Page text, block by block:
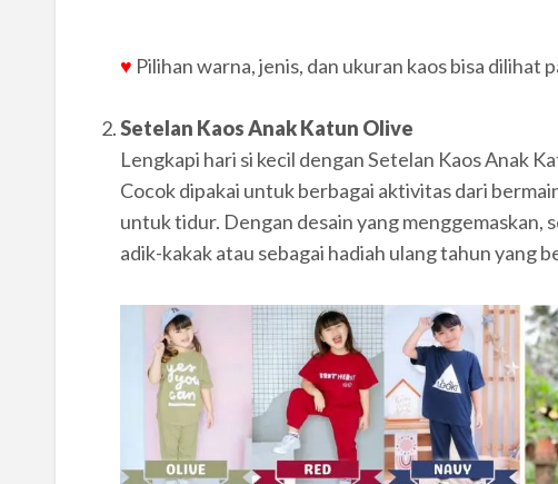
♥ Pilihan warna, jenis, dan ukuran kaos bisa dilihat
Setelan Kaos Anak Katun Olive
Lengkapi hari si kecil dengan Setelan Kaos Anak
Cocok dipakai untuk berbagai aktivitas dari
untuk tidur. Dengan desain yang menggemaskan,
adik-kakak atau sebagai hadiah ulang tahun yang